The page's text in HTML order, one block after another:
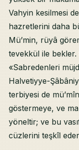
Vahyin kesilmesi
hazretlerini daha
Mü’min, rüyâ
tevekkül ile bekler.
«Sabredenleri
Halvetiyye-
terbiyesi de
göstermeye, ve
yöneltir; ve bu
cüzlerini teşkîl